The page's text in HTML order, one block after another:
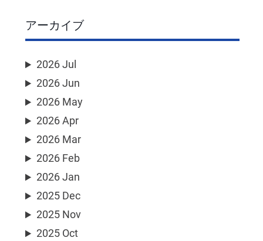
アーカイブ
2026 Jul
2026 Jun
2026 May
2026 Apr
2026 Mar
2026 Feb
2026 Jan
2025 Dec
2025 Nov
2025 Oct